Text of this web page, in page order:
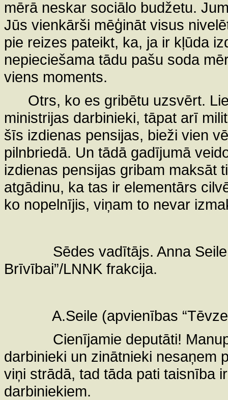
mērā neskar sociālo budžetu.
Jūs vienkārši mēģināt visus
pie reizes pateikt, ka, ja ir kļūda
nepieciešama tādu pašu soda
viens moments.
Otrs, ko es gribētu uzsvērt.
ministrijas darbinieki, tāpat arī
šīs izdienas pensijas, bieži vien
pilnbriedā. Un tādā gadījumā
izdienas pensijas gribam maksāt
atgādinu, ka tas ir elementārs
ko nopelnījis, viņam to nevar
Sēdes vadītājs. Anna Seile
Brīvībai”/LNNK frakcija.
A.Seile (apvienības
Cienījamie deputāti!
darbinieki un zinātnieki nesaņem
viņi strādā, tad tāda pati taisnība
darbiniekiem.